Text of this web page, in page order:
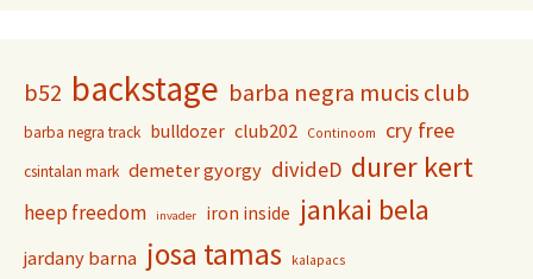
b52 backstage barba negra mucis club
barba negra track bulldozer club202 Continoom cry free
csintalan mark demeter gyorgy divideD durer kert
heep freedom invader iron inside jankai bela
jardany barna josa tamas kalapacs